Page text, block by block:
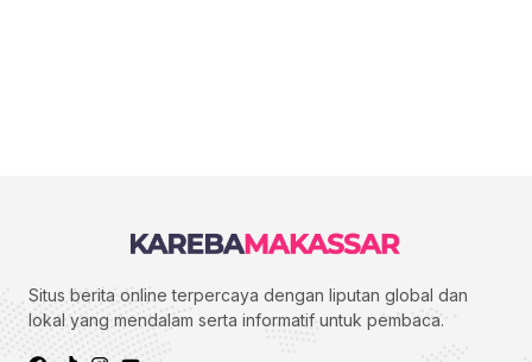
Situs berita online terpercaya dengan liputan global dan
lokal yang mendalam serta informatif untuk pembaca.